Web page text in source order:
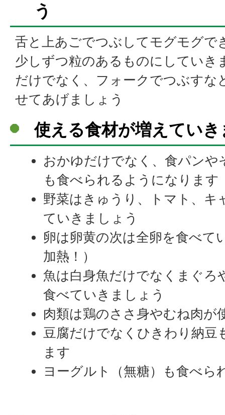
う
舌と上あごでつぶしてモグモグで
少しずつ粒のあるものにしていき
だけでなく、フォークでつぶすな
せてあげましょう
使える食材が増えていき
おかゆだけでなく、食パンや
も食べられるようになります
野菜はきゅうり、トマト、キ
ていきましょう
卵は卵黄の次は全卵を食べて
加熱！）
魚は白身魚だけでなくまぐろ
食べていきましょう
肉類は鶏のささ身やむね肉が
豆腐だけでなくひきわり納豆
ます
ヨーグルト（無糖）も食べら